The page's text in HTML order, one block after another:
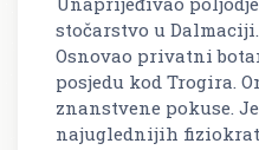
stočarstvo u
Osnovao privatni
posjedu kod Trogira.
znanstvene pokuse.
najuglednijih